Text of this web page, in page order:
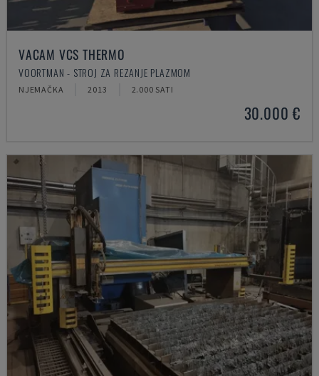
VACAM VCS THERMO
VOORTMAN - STROJ ZA REZANJE PLAZMOM
NJEMAČKA 2013 2.000 SATI
30.000 €